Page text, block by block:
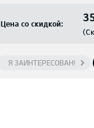
Цена со скидкой:
Я ЗАИНТЕРЕСОВАН!